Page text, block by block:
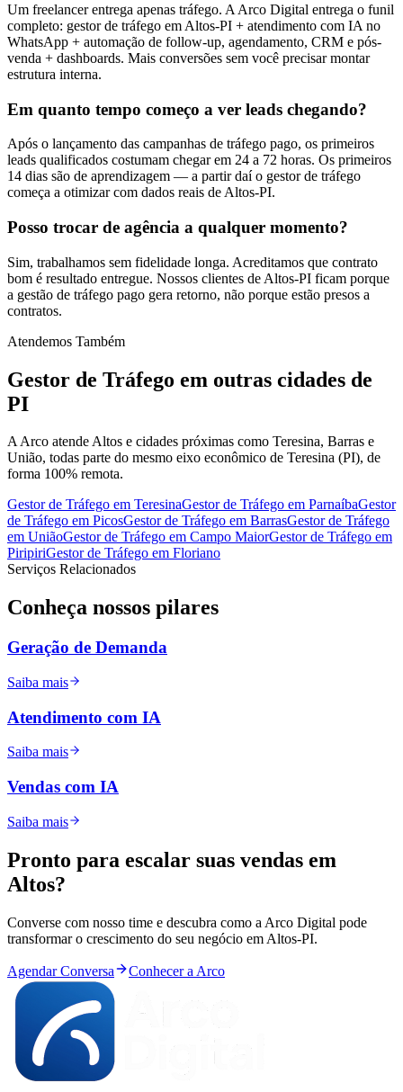
Um freelancer entrega apenas tráfego. A Arco Digital entrega o funil
completo: gestor de tráfego em Altos-PI + atendimento com IA no
WhatsApp + automação de follow-up, agendamento, CRM e pós-
venda + dashboards. Mais conversões sem você precisar montar
estrutura interna.
Em quanto tempo começo a ver leads chegando?
Após o lançamento das campanhas de tráfego pago, os primeiros
leads qualificados costumam chegar em 24 a 72 horas. Os primeiros
14 dias são de aprendizagem — a partir daí o gestor de tráfego
começa a otimizar com dados reais de Altos-PI.
Posso trocar de agência a qualquer momento?
Sim, trabalhamos sem fidelidade longa. Acreditamos que contrato
bom é resultado entregue. Nossos clientes de Altos-PI ficam porque
a gestão de tráfego pago gera retorno, não porque estão presos a
contratos.
Atendemos Também
Gestor de Tráfego em outras cidades de
PI
A Arco atende Altos e cidades próximas como Teresina, Barras e
União, todas parte do mesmo eixo econômico de Teresina (PI), de
forma 100% remota.
Gestor de Tráfego em TeresinaGestor de Tráfego em ParnaíbaGestor
de Tráfego em PicosGestor de Tráfego em BarrasGestor de Tráfego
em UniãoGestor de Tráfego em Campo MaiorGestor de Tráfego em
PiripiriGestor de Tráfego em Floriano
Serviços Relacionados
Conheça nossos pilares
Geração de Demanda
Saiba mais
Atendimento com IA
Saiba mais
Vendas com IA
Saiba mais
Pronto para escalar suas vendas em
Altos?
Converse com nosso time e descubra como a Arco Digital pode
transformar o crescimento do seu negócio em Altos-PI.
Agendar Conversa Conhecer a Arco